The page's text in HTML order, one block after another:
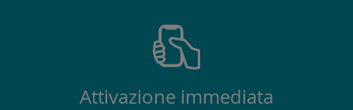
Attivazione immediata